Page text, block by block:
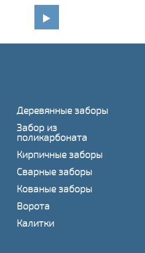
Деревянные заборы
Забор из
поликарбоната
Кирпичные заборы
Сварные заборы
Кованые заборы
Ворота
Калитки